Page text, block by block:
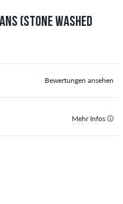
(STONE WASHED
Bewertungen ansehen
Mehr Infos